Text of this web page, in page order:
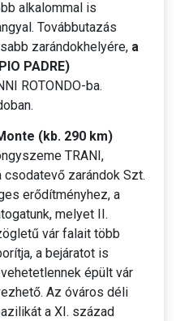
alkalommal is
Továbbutazás
zarándokhelyére, a
PADRE)
ROTONDO-ba.
(kb. 290 km)
TRANI,
zarándok Szt.
erődítményhez, a
melyet II.
vár falait több
a bejáratot is
épült vár
Az óváros déli
a XI. század